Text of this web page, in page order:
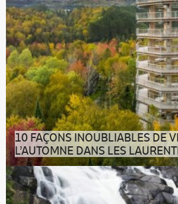
10 FAÇONS INOUBLIABLES DE
L’AUTOMNE DANS LES
Connaît-on plus flamboyant que le
quartiers d’automne ? Mettre l